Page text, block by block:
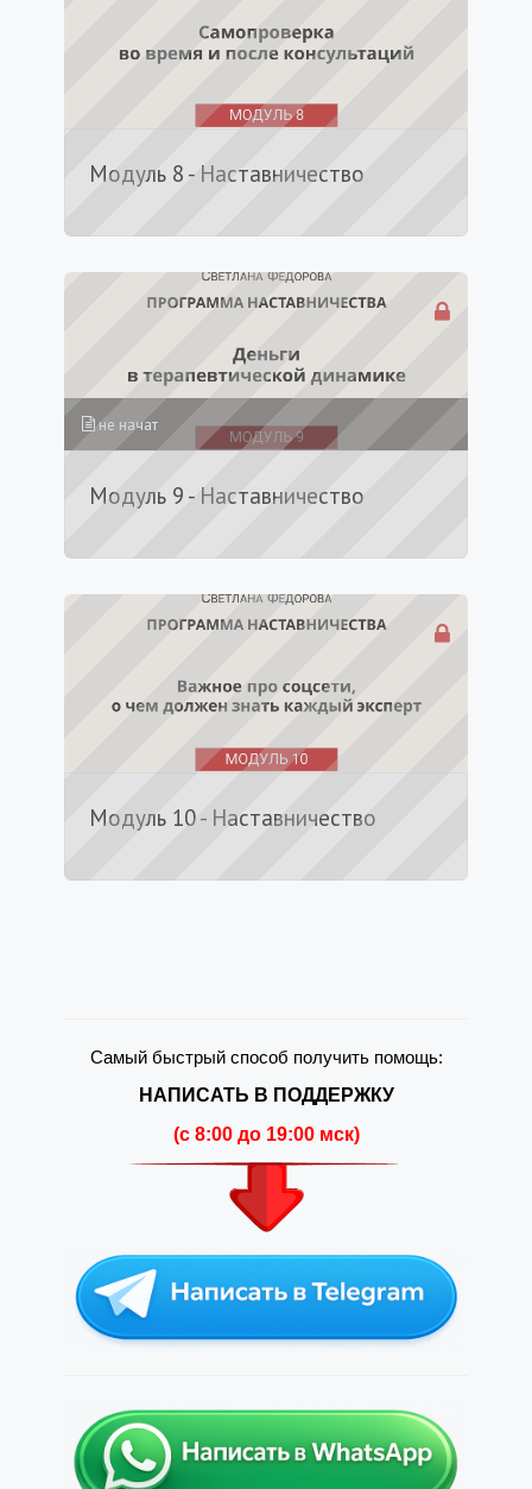
Модуль 8 - Наставничество
не начат
Модуль 9 - Наставничество
Модуль 10 - Наставничество
Самый быстрый способ получить помощь:
НАПИСАТЬ В ПОДДЕРЖКУ
(c 8:00 до 19:00 мск)